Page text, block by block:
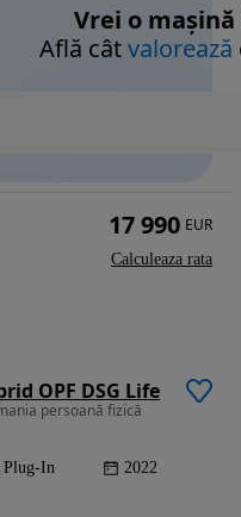
Vrei o mașină
Află câtvalorează
OPF DSG Life
persoană fizică
In 2022
17 990 EUR
Calculeaza rata